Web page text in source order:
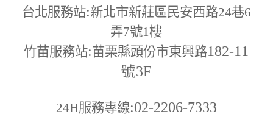
台北服務站:新北市新莊區民安西路24巷6
弄7號1樓
竹苗服務站:苗栗縣頭份市東興路182-11
號3F
24H服務專線:02-2206-7333